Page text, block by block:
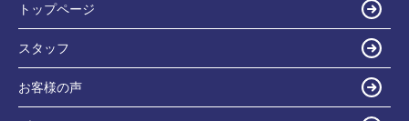
トップページ
スタッフ
お客様の声